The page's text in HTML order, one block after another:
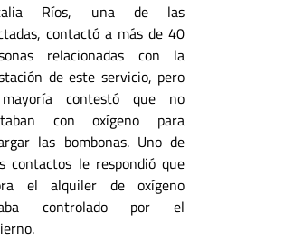
Ríos, una de las
contactó a más de 40
relacionadas con la
de este servicio, pero
contestó que no
con oxígeno para
las bombonas. Uno de
contactos le respondió que
el alquiler de oxígeno
controlado por el